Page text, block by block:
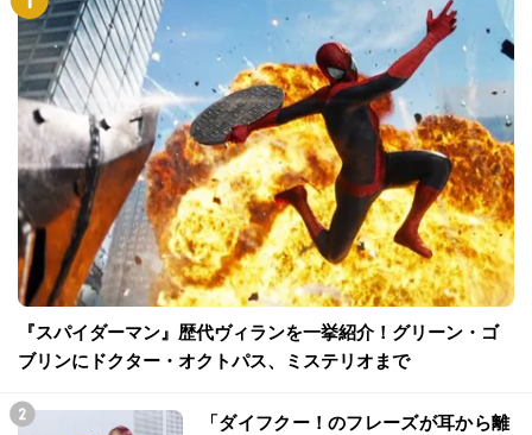
『スパイダーマン』歴代ヴィランを一挙紹介！グリーン・ゴ
ブリンにドクター・オクトパス、ミステリオまで
「ダイフクー！のフレーズが耳から離